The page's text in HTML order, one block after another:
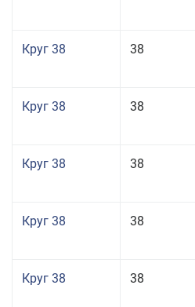
Круг 38 38
Круг 38 38
Круг 38 38
Круг 38 38
Круг 38 38